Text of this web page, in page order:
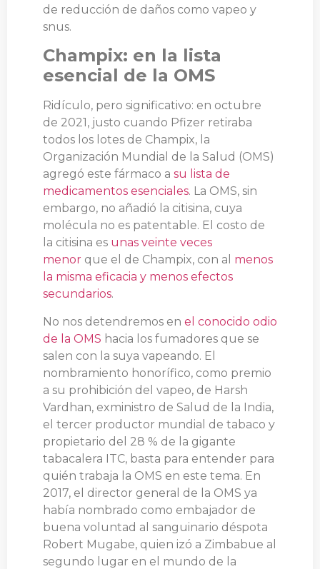
de reducción de daños como vapeo y
snus.
Champix: en la lista
esencial de la OMS
Ridículo, pero significativo: en octubre
de 2021, justo cuando Pfizer retiraba
todos los lotes de Champix, la
Organización Mundial de la Salud (OMS)
agregó este fármaco a su lista de
medicamentos esenciales. La OMS, sin
embargo, no añadió la citisina, cuya
molécula no es patentable. El costo de
la citisina es unas veinte veces
menor que el de Champix, con al menos
la misma eficacia y menos efectos
secundarios.
No nos detendremos en el conocido odio
de la OMS hacia los fumadores que se
salen con la suya vapeando. El
nombramiento honorífico, como premio
a su prohibición del vapeo, de Harsh
Vardhan, exministro de Salud de la India,
el tercer productor mundial de tabaco y
propietario del 28 % de la gigante
tabacalera ITC, basta para entender para
quién trabaja la OMS en este tema. En
2017, el director general de la OMS ya
había nombrado como embajador de
buena voluntad al sanguinario déspota
Robert Mugabe, quien izó a Zimbabue al
segundo lugar en el mundo de la